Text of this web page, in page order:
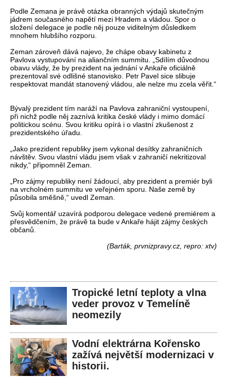
Podle Zemana je právě otázka obranných výdajů skutečným
jádrem současného napětí mezi Hradem a vládou. Spor o
složení delegace je podle něj pouze viditelným důsledkem
mnohem hlubšího rozporu.
Zeman zároveň dává najevo, že chápe obavy kabinetu z
Pavlova vystupování na aliančním summitu. „Sdílím důvodnou
obavu vlády, že by prezident na jednání v Ankaře oficiálně
prezentoval své odlišné stanovisko. Petr Pavel sice slibuje
respektovat mandát stanovený vládou, ale nelze mu zcela věřit.“
Bývalý prezident tím naráží na Pavlova zahraniční vystoupení,
při nichž podle něj zaznívá kritika české vlády i mimo domácí
politickou scénu. Svou kritiku opírá i o vlastní zkušenost z
prezidentského úřadu.
„Jako prezident republiky jsem vykonal desítky zahraničních
návštěv. Svou vlastní vládu jsem však v zahraničí nekritizoval
nikdy,“ připomněl Zeman.
„Pro zájmy republiky není žádoucí, aby prezident a premiér byli
na vrcholném summitu ve veřejném sporu. Naše země by
působila směšně,“ uvedl Zeman.
Svůj komentář uzavírá podporou delegace vedené premiérem a
přesvědčením, že právě ta bude v Ankaře hájit zájmy českých
občanů.
(Barták, prvnizpravy.cz, repro: xtv)
Tropické letní teploty a vlna
veder provoz v Temelíně
neomezily
Vodní elektrárna Kořensko
zažívá největší modernizaci v
historii.